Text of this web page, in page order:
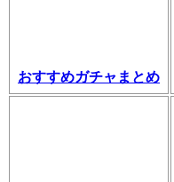
おすすめガチャまとめ